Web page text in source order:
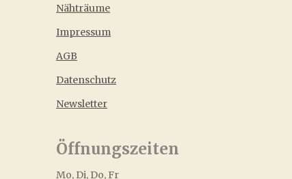
Nähträume
Impressum
AGB
Datenschutz
Newsletter
Öffnungszeiten
Mo, Di, Do, Fr